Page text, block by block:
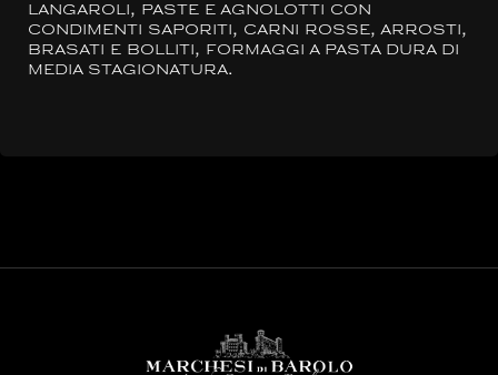
langaroli, paste e agnolotti con
condimenti saporiti, carni rosse, arrosti,
brasati e bolliti, formaggi a pasta dura di
media stagionatura.